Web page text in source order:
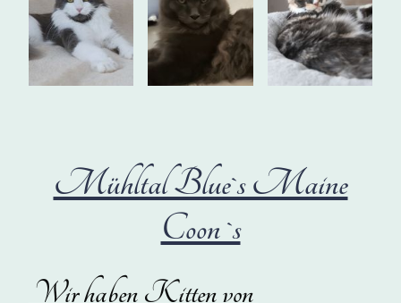
Mühltal Blue`s Maine
Coon `s
Wir haben Kitten von